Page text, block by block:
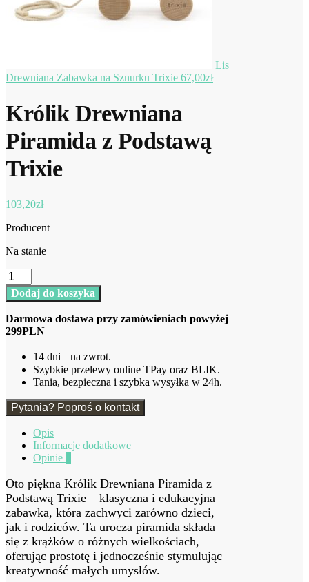
Lis
Drewniana Zabawka na Sznurku Trixie 67,00zł
Królik Drewniana
Piramida z Podstawą
Trixie
103,20zł
Producent
Na stanie
ilość
Królik
Drewniana
z
Podstawą
Dodaj do koszyka
Darmowa dostawa przy zamówieniach powyżej
299PLN
14 dni na zwrot.
Szybkie przelewy online TPay oraz BLIK.
Tania, bezpieczna i szybka wysyłka w 24h.
Pytania? Poproś o kontakt
Opis
Informacje dodatkowe
Opinie
Oto piękna Królik Drewniana Piramida z
Podstawą Trixie – klasyczna i edukacyjna
zabawka, która zachwyci zarówno dzieci,
jak i rodziców. Ta urocza piramida składa
się z krążków o różnych wielkościach,
oferując prostotę i jednocześnie stymulując
kreatywność małych umysłów.